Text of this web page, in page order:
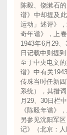
陈毅、饶漱石
谱》中却提及
运动」述评》
奇年谱》，上
1943年6月29
日记载中则提
至于中央电文
谱》中有关
传珠当时任新
系统），其措
月29、30日栏
《陈毅年谱》
另参见沈阳军
记》（北京：人